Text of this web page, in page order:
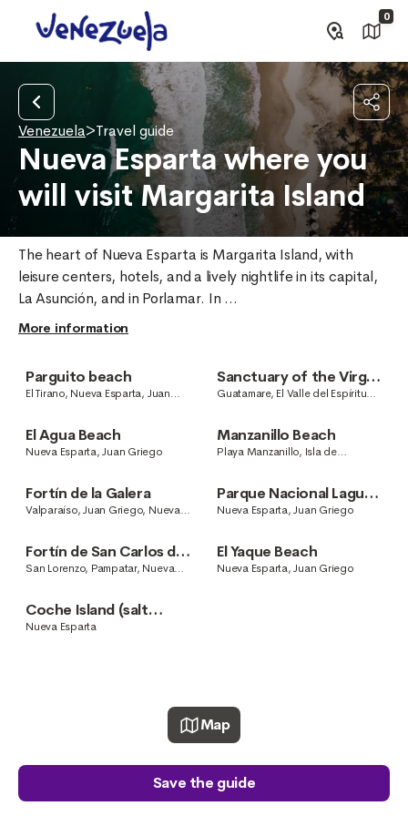
0
Venezuela>Travel guide
Nueva Esparta where you
will visit Margarita Island
The heart of Nueva Esparta is Margarita Island, with
leisure centers, hotels, and a lively nightlife in its capital,
La Asunción, and in Porlamar. In ...
More information
Parguito beach
El Tirano, Nueva Esparta, Juan
Sanctuary of the Virgin
of the Valley
Guatamare, El Valle del Espíritu
El Agua Beach
Nueva Esparta, Juan Griego
Manzanillo Beach
Playa Manzanillo, Isla de
Fortín de la Galera
Valparaíso, Juan Griego, Nueva
Parque Nacional Laguna
de la Restinga
Nueva Esparta, Juan Griego
Fortín de San Carlos de
Borromeo
San Lorenzo, Pampatar, Nueva
El Yaque Beach
Nueva Esparta, Juan Griego
Coche Island (salt
marshes, snorkelling,
Nueva Esparta
Map
Save the guide